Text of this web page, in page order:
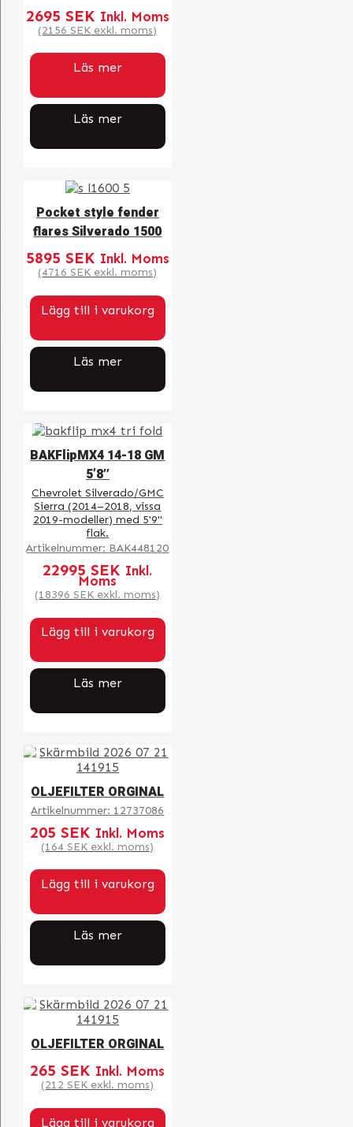
2695 SEK Inkl. Moms
(2156 SEK exkl. moms)
Läs mer
Läs mer
Pocket style fender
flares Silverado 1500
5895 SEK Inkl. Moms
(4716 SEK exkl. moms)
Lägg till i varukorg
Läs mer
BAKFlipMX4 14-18 GM
5’8″
Chevrolet Silverado/GMC
Sierra (2014–2018, vissa
2019-modeller) med 5'9"
flak.
Artikelnummer: BAK448120
22995 SEK Inkl.
Moms
(18396 SEK exkl. moms)
Lägg till i varukorg
Läs mer
OLJEFILTER ORGINAL
Artikelnummer: 12737086
205 SEK Inkl. Moms
(164 SEK exkl. moms)
Lägg till i varukorg
Läs mer
OLJEFILTER ORGINAL
265 SEK Inkl. Moms
(212 SEK exkl. moms)
Lägg till i varukorg